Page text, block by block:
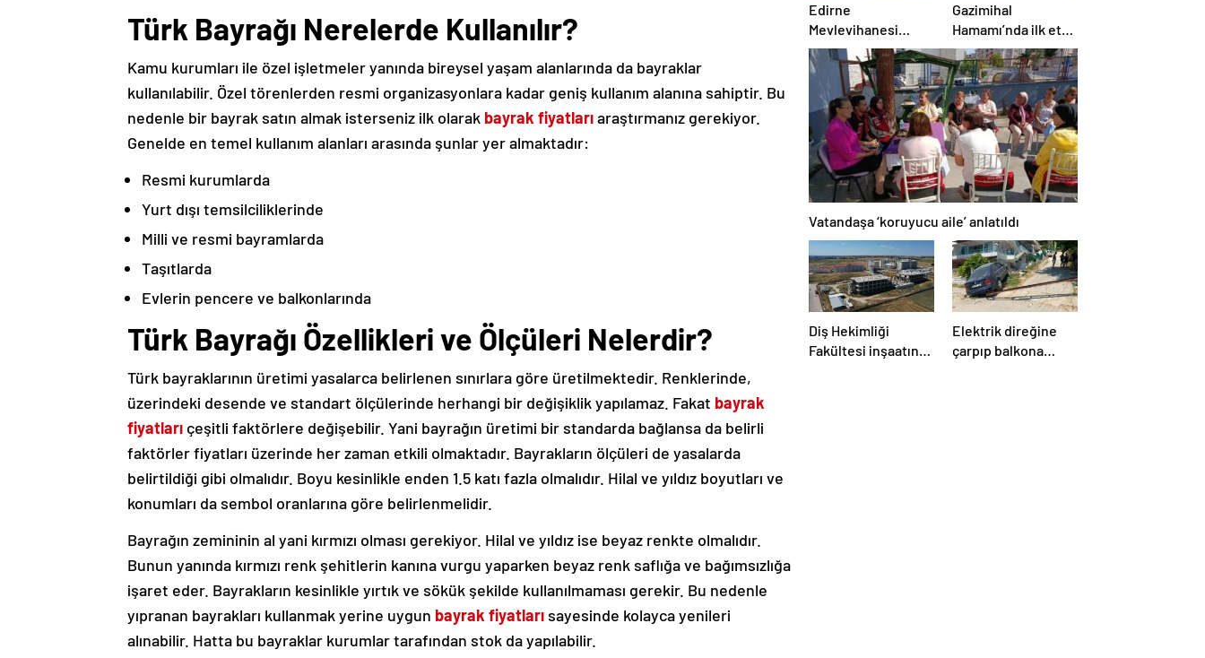
Türk Bayrağı Nerelerde Kullanılır?
Kamu kurumları ile özel işletmeler yanında bireysel yaşam alanlarında da bayraklar
kullanılabilir. Özel törenlerden resmi organizasyonlara kadar geniş kullanım alanına sahiptir. Bu
nedenle bir bayrak satın almak isterseniz ilk olarak bayrak fiyatlarıaraştırmanız gerekiyor.
Genelde en temel kullanım alanları arasında şunlar yer almaktadır:
Resmi kurumlarda
Yurt dışı temsilciliklerinde
Milli ve resmi bayramlarda
Taşıtlarda
Evlerin pencere ve balkonlarında
Türk Bayrağı Özellikleri ve Ölçüleri Nelerdir?
Türk bayraklarının üretimi yasalarca belirlenen sınırlara göre üretilmektedir. Renklerinde,
üzerindeki desende ve standart ölçülerinde herhangi bir değişiklik yapılamaz. Fakat bayrak
fiyatları çeşitli faktörlere değişebilir. Yani bayrağın üretimi bir standarda bağlansa da belirli
faktörler fiyatları üzerinde her zaman etkili olmaktadır. Bayrakların ölçüleri de yasalarda
belirtildiği gibi olmalıdır. Boyu kesinlikle enden 1.5 katı fazla olmalıdır. Hilal ve yıldız boyutları ve
konumları da sembol oranlarına göre belirlenmelidir.
Bayrağın zemininin al yani kırmızı olması gerekiyor. Hilal ve yıldız ise beyaz renkte olmalıdır.
Bunun yanında kırmızı renk şehitlerin kanına vurgu yaparken beyaz renk saflığa ve bağımsızlığa
işaret eder. Bayrakların kesinlikle yırtık ve sökük şekilde kullanılmaması gerekir. Bu nedenle
yıpranan bayrakları kullanmak yerine uygun bayrak fiyatları sayesinde kolayca yenileri
alınabilir. Hatta bu bayraklar kurumlar tarafından stok da yapılabilir.
Edirne
Mevlevihanesi
‘meclis’
gündeminde
Gazimihal
Hamamı’nda ilk etap
bitti!
Vatandaşa ‘koruyucu aile’ anlatıldı
Diş Hekimliği
Fakültesi inşaatında
Elektrik direğine
çarpıp balkona